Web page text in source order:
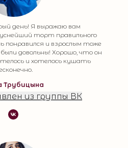
день! Я выражаю вам
торт правильного
понравился и взрослым тоже
были довольны! Хорошо, что он
и хотелось кушать
Трубицына
из группы ВК